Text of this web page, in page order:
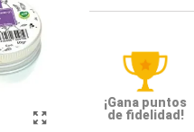
¡Gana puntos
de fidelidad!